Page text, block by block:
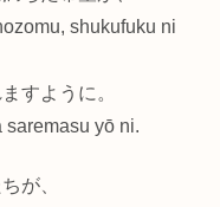
shukufuku ni
すように。
yō ni.
が、